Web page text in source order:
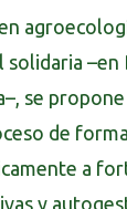
solidaria –en
se
de
a
y